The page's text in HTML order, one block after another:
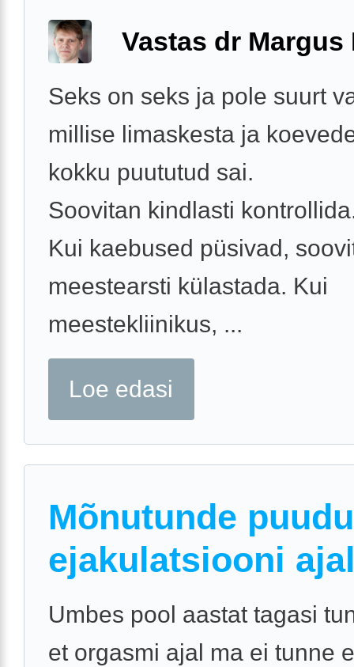
Vastas dr Margus
Seks on seks ja pole suurt
millise limaskesta ja
kokku puututud sai.
Soovitan kindlasti
Kui kaebused püsivad,
meestearsti külastada. Kui
meestekliinikus, ...
Loe edasi
Mõnutunde
ejakulatsiooni
Umbes pool aastat tagasi
et orgasmi ajal ma ei tunne